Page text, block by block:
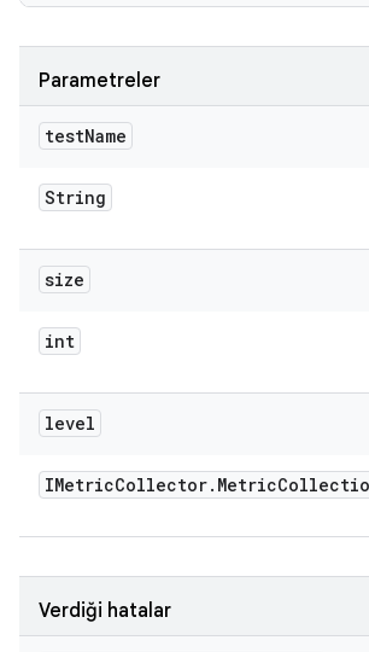
Parametreler
testName
String
size
int
level
IMetricCollector. Metric
Verdiği hatalar